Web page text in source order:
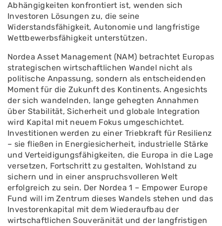
Abhängigkeiten konfrontiert ist, wenden sich
Investoren Lösungen zu, die seine
Widerstandsfähigkeit, Autonomie und langfristige
Wettbewerbsfähigkeit unterstützen.
Nordea Asset Management (NAM) betrachtet Europas
strategischen wirtschaftlichen Wandel nicht als
politische Anpassung, sondern als entscheidenden
Moment für die Zukunft des Kontinents. Angesichts
der sich wandelnden, lange gehegten Annahmen
über Stabilität, Sicherheit und globale Integration
wird Kapital mit neuem Fokus umgeschichtet.
Investitionen werden zu einer Triebkraft für Resilienz
– sie fließen in Energiesicherheit, industrielle Stärke
und Verteidigungsfähigkeiten, die Europa in die Lage
versetzen, Fortschritt zu gestalten, Wohlstand zu
sichern und in einer anspruchsvolleren Welt
erfolgreich zu sein. Der Nordea 1 – Empower Europe
Fund will im Zentrum dieses Wandels stehen und das
Investorenkapital mit dem Wiederaufbau der
wirtschaftlichen Souveränität und der langfristigen